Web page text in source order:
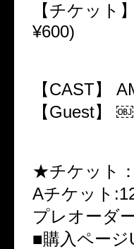
【チケット
¥600)
【CAST】
【Guest】
★チケット：
Aチケット
プレオーダ
■購入ペー